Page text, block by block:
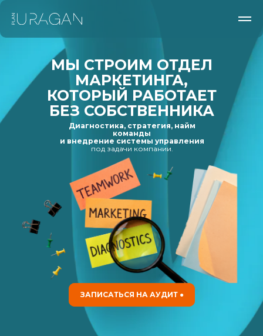
МЫ СТРОИМ ОТДЕЛ
МАРКЕТИНГА,
КОТОРЫЙ РАБОТАЕТ
БЕЗ СОБСТВЕННИКА
Диагностика, стратегия, найм
команды
и внедрение системы управления
под задачи компании.
ЗАПИСАТЬСЯ НА АУДИТ ●